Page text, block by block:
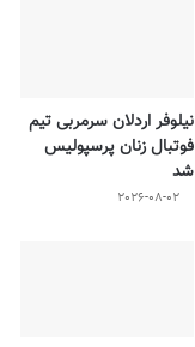
نیلوفر اردلان سرمربی تیم
فوتبال زنان پرسپولیس
شد
2026-08-02